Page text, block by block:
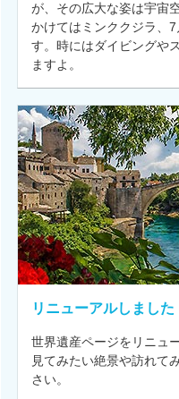
が、その広大な姿は宇宙
かけてはミンククジラ、
す。時にはダイビングや
ますよ。
リニューアルしました
世界遺産ページをリニュ
見てみたい絶景や訪れて
さい。